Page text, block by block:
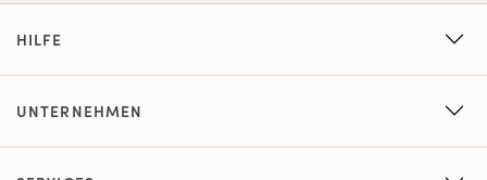
HILFE
UNTERNEHMEN